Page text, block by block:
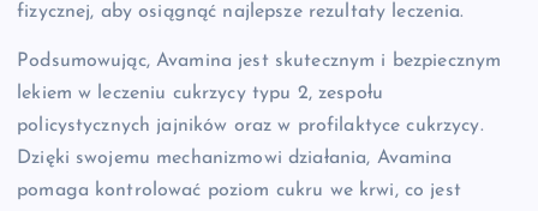
fizycznej, aby osiągnąć najlepsze rezultaty leczenia.
Podsumowując, Avamina jest skutecznym i bezpiecznym
lekiem w leczeniu cukrzycy typu 2, zespołu
policystycznych jajników oraz w profilaktyce cukrzycy.
Dzięki swojemu mechanizmowi działania, Avamina
pomaga kontrolować poziom cukru we krwi, co jest